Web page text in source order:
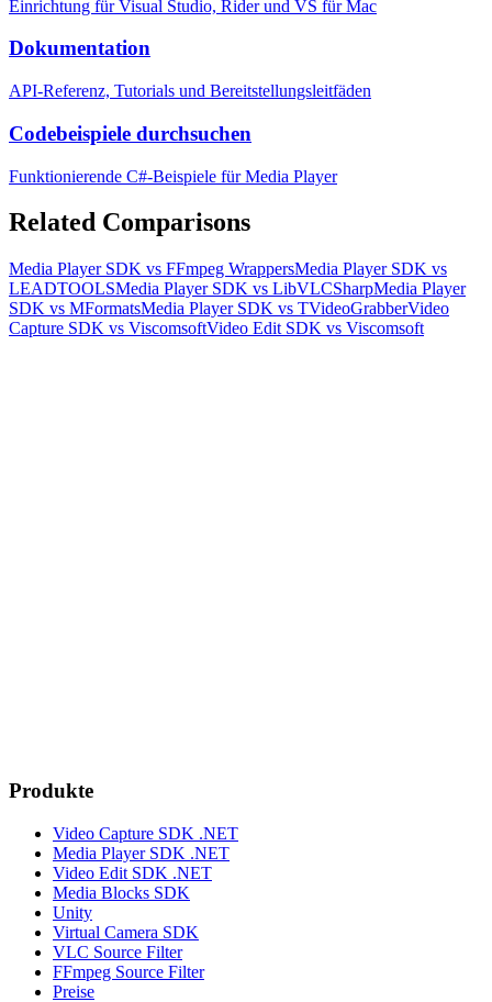
Einrichtung für Visual Studio, Rider und VS für Mac
Dokumentation
API-Referenz, Tutorials und Bereitstellungsleitfäden
Codebeispiele durchsuchen
Funktionierende C#-Beispiele für Media Player
Related Comparisons
Media Player SDK vs FFmpeg WrappersMedia Player SDK vs
LEADTOOLSMedia Player SDK vs LibVLCSharpMedia Player
SDK vs MFormatsMedia Player SDK vs TVideoGrabberVideo
Capture SDK vs ViscomsoftVideo Edit SDK vs Viscomsoft
Produkte
Video Capture SDK .NET
Media Player SDK .NET
Video Edit SDK .NET
Media Blocks SDK
Unity
Virtual Camera SDK
VLC Source Filter
FFmpeg Source Filter
Preise